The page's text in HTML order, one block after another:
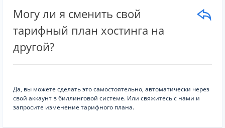
Могу ли я сменить свой
тарифный план хостинга на
другой?
Да, вы можете сделать это самостоятельно, автоматически через
свой аккаунт в биллинговой системе. Или свяжитесь с нами и
запросите изменение тарифного плана.